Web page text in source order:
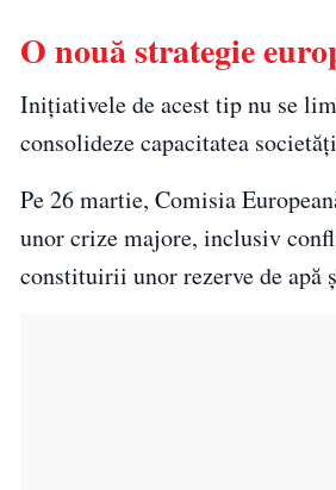
O nouă strategie
Inițiativele de acest tip nu se
consolideze capacitatea
Pe 26 martie, Comisia
unor crize majore, inclusiv
constituirii unor rezerve de